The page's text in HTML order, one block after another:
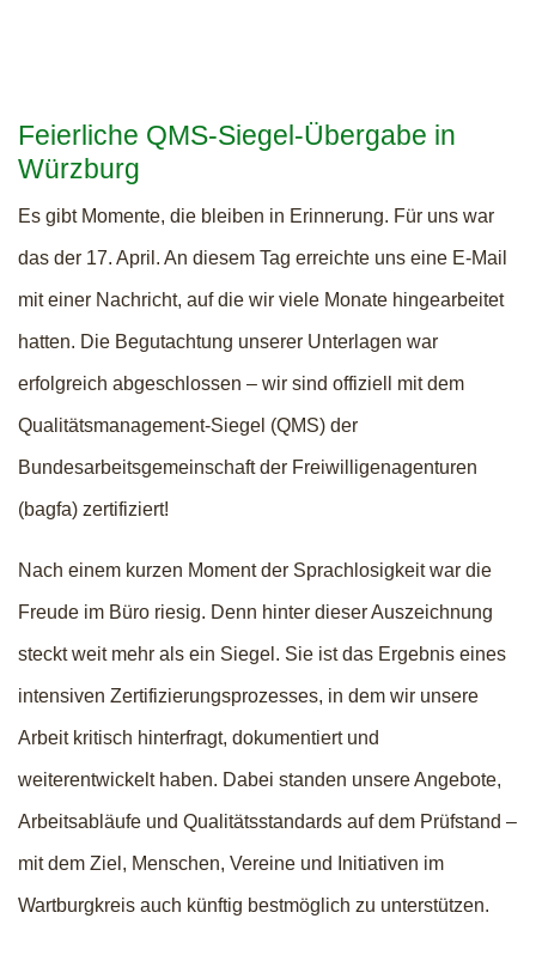
Feierliche QMS-Siegel-Übergabe in
Würzburg
Es gibt Momente, die bleiben in Erinnerung. Für uns war
das der 17. April. An diesem Tag erreichte uns eine E-Mail
mit einer Nachricht, auf die wir viele Monate hingearbeitet
hatten. Die Begutachtung unserer Unterlagen war
erfolgreich abgeschlossen – wir sind offiziell mit dem
Qualitätsmanagement-Siegel (QMS) der
Bundesarbeitsgemeinschaft der Freiwilligenagenturen
(bagfa) zertifiziert!
Nach einem kurzen Moment der Sprachlosigkeit war die
Freude im Büro riesig. Denn hinter dieser Auszeichnung
steckt weit mehr als ein Siegel. Sie ist das Ergebnis eines
intensiven Zertifizierungsprozesses, in dem wir unsere
Arbeit kritisch hinterfragt, dokumentiert und
weiterentwickelt haben. Dabei standen unsere Angebote,
Arbeitsabläufe und Qualitätsstandards auf dem Prüfstand –
mit dem Ziel, Menschen, Vereine und Initiativen im
Wartburgkreis auch künftig bestmöglich zu unterstützen.